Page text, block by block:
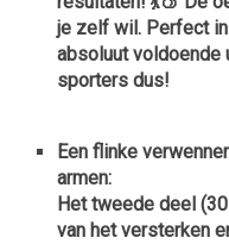
je zelf wil. Perfect
absoluut voldoende
sporters dus!
Een flinke
armen:
Het tweede deel
van het versterken